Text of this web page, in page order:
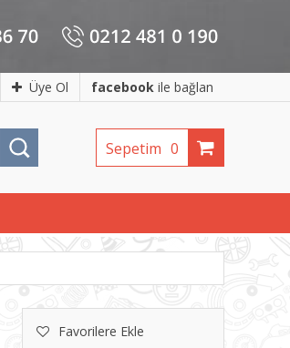
Üye Ol facebook ile bağlan
Sepetim 0
Favorilere Ekle